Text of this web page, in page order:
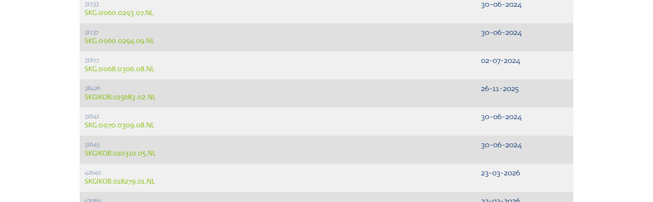
31733
SKG.0060.0293.07.NL
30-06-2024
31737
SKG.0060.0294.09.NL
30-06-2024
31677
SKG.0068.0306.08.NL
02-07-2024
38426
SKGIKOB.015683.02.NL
26-11-2025
31641
SKG.0070.0309.08.NL
30-06-2024
31645
SKGIKOB.010310.05.NL
30-06-2024
42040
SKGIKOB.018279.01.NL
23-03-2026